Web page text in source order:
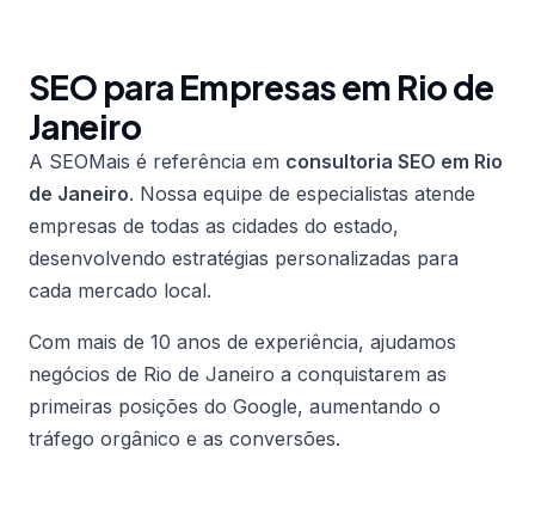
SEO para Empresas em Rio de
Janeiro
A SEOMais é referência em consultoria SEO em Rio
de Janeiro. Nossa equipe de especialistas atende
empresas de todas as cidades do estado,
desenvolvendo estratégias personalizadas para
cada mercado local.
Com mais de 10 anos de experiência, ajudamos
negócios de Rio de Janeiro a conquistarem as
primeiras posições do Google, aumentando o
tráfego orgânico e as conversões.